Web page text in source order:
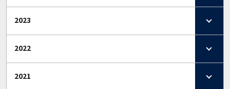
2023
2022
2021